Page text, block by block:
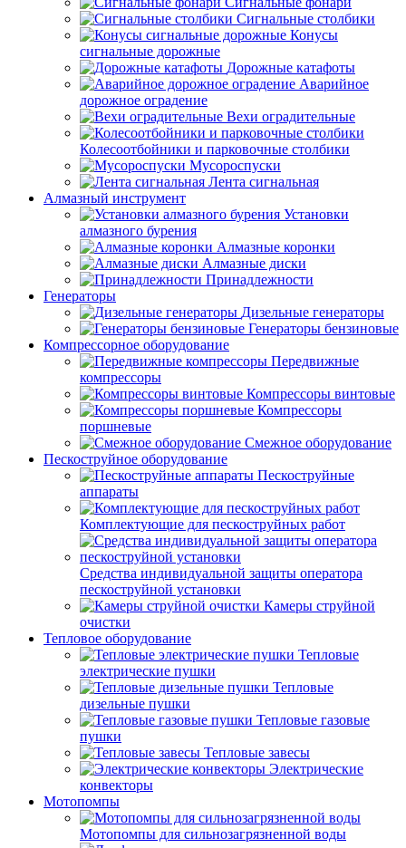
Сигнальные столбики
Конусы
сигнальные дорожные
Дорожные катафоты
Аварийное
дорожное оградение
Вехи оградительные
Колесоотбойники и парковочные столбики
Мусороспуски
Лента сигнальная
Алмазный инструмент
Установки
алмазного бурения
Алмазные коронки
Алмазные диски
Принадлежности
Генераторы
Дизельные генераторы
Генераторы бензиновые
Компрессорное оборудование
Передвижные
компрессоры
Компрессоры винтовые
Компрессоры
поршневые
Смежное оборудование
Пескоструйное оборудование
Пескоструйные
аппараты
Комплектующие для пескоструйных работ
Средства индивидуальной защиты оператора
пескоструйной установки
Камеры струйной
очистки
Тепловое оборудование
Тепловые
электрические пушки
Тепловые
дизельные пушки
Тепловые газовые
пушки
Тепловые завесы
Электрические
конвекторы
Мотопомпы
Мотопомпы для сильнозагрязненной воды